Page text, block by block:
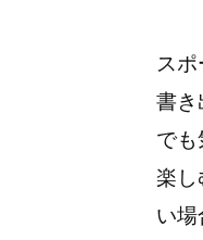
ス
書き
でも
楽し
い